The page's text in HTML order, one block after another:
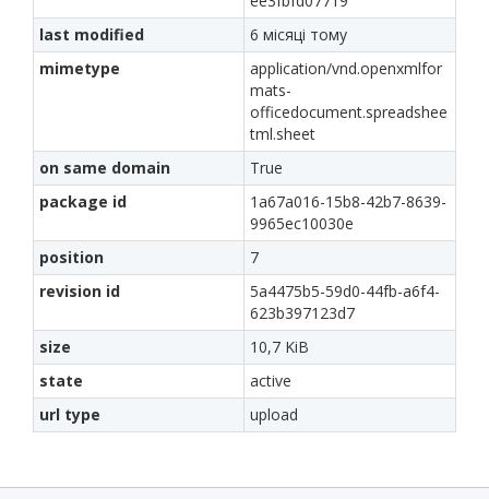
last modified
6 місяці тому
mimetype
application/vnd.openxmlfor
mats-
officedocument.spreadshee
tml.sheet
on same domain
True
package id
1a67a016-15b8-42b7-8639-
9965ec10030e
position
7
revision id
5a4475b5-59d0-44fb-a6f4-
623b397123d7
size
10,7 KiB
state
active
url type
upload